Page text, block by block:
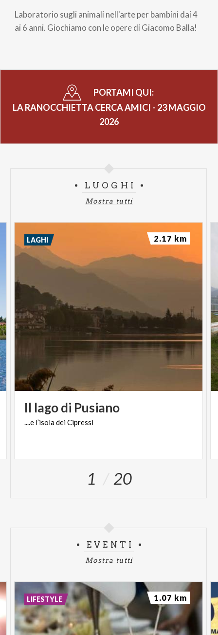
di
pane
Laboratorio sugli animali nell'arte per bambini dai 4
ai 6 anni. Giochiamo con le opere di Giacomo Balla!
PORTAMI QUI:
LA RANOCCHIETTA CERCA AMICI - 23 MAGGIO
2026
LUOGHI
Mostra tutti
Il lagodi Pusiano
....e l’isoladeiCipressi
LAGHI 2.17 km
1 20
EVENTI
Mostra tutti
LIFESTYLE 1.07 km